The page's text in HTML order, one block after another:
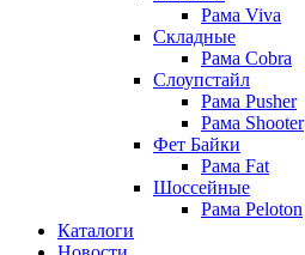
Рама Viva
Складные
Рама Cobra
Слоупстайл
Рама Pusher
Рама Shooter
Фет Байки
Рама Fat
Шоссейные
Рама Peloton
Каталоги